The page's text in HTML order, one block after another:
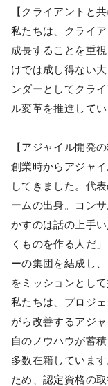
【クライアントと
私たちは、クライ
成長することを重
けでは成し得ない
ンダーとしてクラ
ル変革を推進してい
【アジャイル開発の
創業時からアジャ
してきました。代
ームの出身。コン
かすのは話の上手
くものを作る人だ
ーの集団を結成し
をミッションとして
私たちは、プロジ
がら改善するアジ
自のノウハウが蓄
多数在籍していま
ため、認定資格の